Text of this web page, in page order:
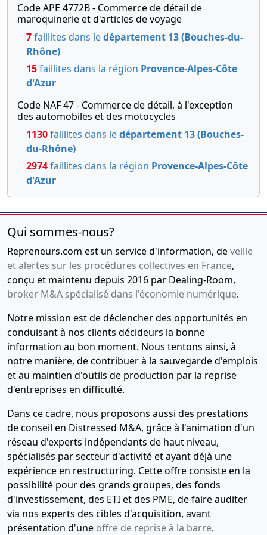
Code APE 4772B - Commerce de détail de
maroquinerie et d'articles de voyage
7faillites dans ledépartement 13 (Bouches-du-
Rhône)
15faillites dans la région Provence-Alpes-Côte
d'Azur
Code NAF 47 - Commerce de détail, à l'exception
des automobiles et des motocycles
1130faillites dans ledépartement 13 (Bouches-
du-Rhône)
2974faillites dans la région Provence-Alpes-Côte
d'Azur
Qui sommes-nous?
Repreneurs.com est un service d'information, deveille
et alertes sur les procédures collectives en France,
conçu et maintenu depuis 2016 par Dealing-Room,
broker M&A spécialisé dans l'économie numérique.
Notre mission est de déclencher des opportunités en
conduisant à nos clients décideurs la bonne
information au bon moment. Nous tentons ainsi, à
notre manière, de contribuer à la sauvegarde d'emplois
et au maintien d'outils de production par la reprise
d'entreprises en difficulté.
Dans ce cadre, nous proposons aussi des prestations
de conseil en Distressed M&A, grâce à l'animation d'un
réseau d'experts indépendants de haut niveau,
spécialisés par secteur d'activité et ayant déjà une
expérience en restructuring. Cette offre consiste en la
possibilité pour des grands groupes, des fonds
d'investissement, des ETI et des PME, de faire auditer
via nos experts des cibles d'acquisition, avant
présentation d'une offre de reprise à la barre.